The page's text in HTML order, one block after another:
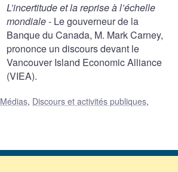
L’incertitude et la reprise à l’échelle
mondiale- Le gouverneur de la
Banque du Canada, M. Mark Carney,
prononce un discours devant le
Vancouver Island Economic Alliance
(VIEA).
Médias, Discours et activités publiques,